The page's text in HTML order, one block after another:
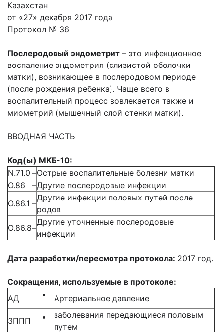
Казахстан
от «27» декабря 2017 года
Протокол № 36
Послеродовый эндометрит – это инфекционное
воспаление эндометрия (слизистой оболочки
матки), возникающее в послеродовом периоде
(после рождения ребенка). Чаще всего в
воспалительный процесс вовлекается также и
миометрий (мышечный слой стенки матки).
ВВОДНАЯ ЧАСТЬ
Код(ы) МКБ-10:
N.71.0 –Острые воспалительные болезни матки
О.86
–Другие послеродовые инфекции
О.86.1 –
Другие инфекции половых путей после
родов
О.86.8–
Другие уточненные послеродовые
инфекции
Дата разработки/пересмотра протокола: 2017 год.
Сокращения, используемые в протоколе:
АД
Артериальное давление
ЗППП
заболевания передающиеся половым
путем